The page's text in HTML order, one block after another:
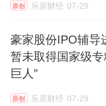
原创 乐居财经 07-29
豪家股份IPO辅导
暂未取得国家级专
巨人”
原创 乐居财经 07-29